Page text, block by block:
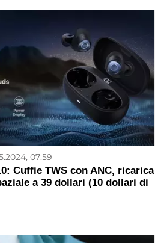
07:59
Cuffie TWS con ANC, ricarica
a 39 dollari (10 dollari di